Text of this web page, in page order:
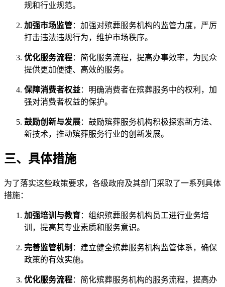
规和行业规范。
加强市场监管：加强对殡葬服务机构的监管力度，严厉
打击违法违规行为，维护市场秩序。
优化服务流程：简化服务流程，提高办事效率，为民众
提供更加便捷、高效的服务。
保障消费者权益：明确消费者在殡葬服务中的权利，加
强对消费者权益的保护。
鼓励创新与发展：鼓励殡葬服务机构积极探索新方法、
新技术，推动殡葬服务行业的创新发展。
三、具体措施
为了落实这些政策要求，各级政府及其部门采取了一系列具体
措施：
加强培训与教育：组织殡葬服务机构员工进行业务培
训，提高其专业素质和服务意识。
完善监管机制 ：建立健全殡葬服务机构监管体系，确保
政策的有效实施。
优化服务流程：简化殡葬服务机构的服务流程，提高办